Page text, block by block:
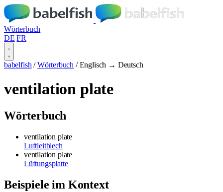
Wörterbuch
DE FR
babelfish / Wörterbuch / Englisch → Deutsch
ventilation plate
Wörterbuch
ventilation plate
Luftleitblech
ventilation plate
Lüftungsplatte
Beispiele im Kontext